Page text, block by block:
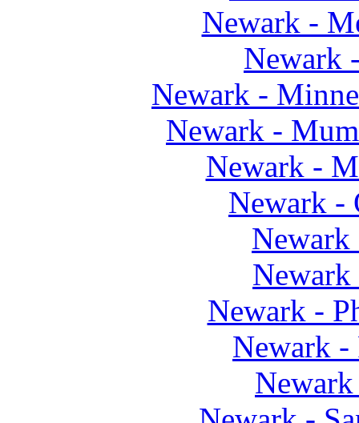
Newark -
Newark
Newark -
Newark -
Newark -
Newark -
Newark -
Newark